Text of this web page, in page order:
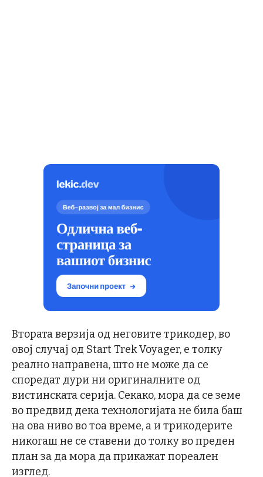
Втората верзија од неговите трикодер, во
овој случај од Start Trek Voyager, е толку
реално направена, што не може да се
споредат дури ни оригиналните од
вистинската серија. Секако, мора да се земе
во предвид дека технологијата не била баш
на ова ниво во тоа време, а и трикодерите
никогаш не се ставени до толку во преден
план за да мора да прикажат пореален
изглед.